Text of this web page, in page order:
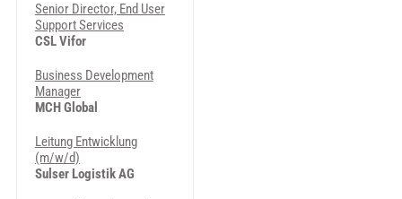
Senior Director, End User
Support Services
CSL Vifor
Business Development
Manager
MCH Global
Leitung Entwicklung
(m/w/d)
Sulser Logistik AG